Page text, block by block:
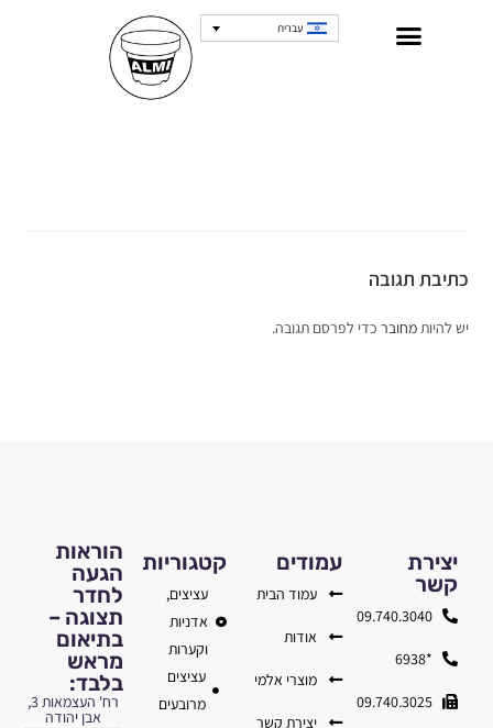
עברית
כתיבת תגובה
יש להיותמחובר כדי לפרסם תגובה.
הוראות
הגעה
לחדר
תצוגה –
בתיאום
מראש
בלבד:
רח' העצמאות 3,
אבן יהודה
קטגוריות
עציצים,
אדניות
וקערות
עציצים
מרובעים
עמודים
עמוד הבית
אודות
מוצרי אלמי
יצירת קשר
יצירת
קשר
09.740.3040
*6938
09.740.3025